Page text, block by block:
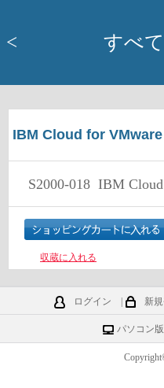
< すべ
IBM Cloud for
S2000-018 IBM Cloud for
収蔵に入れる
ログイン 新
パソコン版